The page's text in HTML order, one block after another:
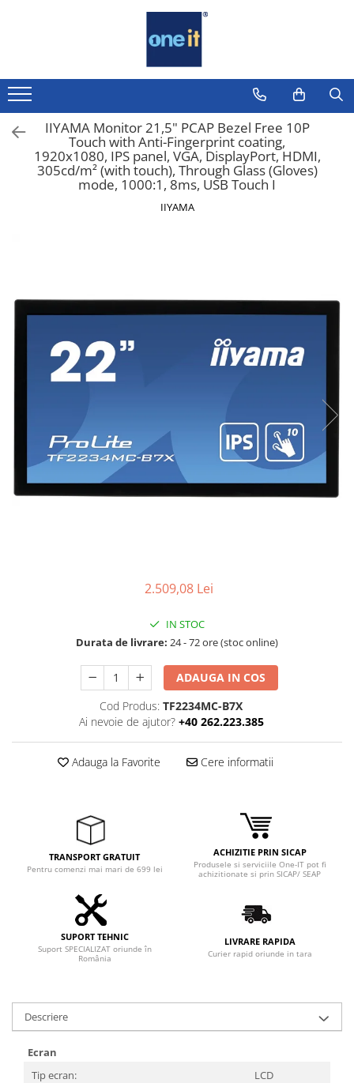
Laptop, Tablete & Telefoane
Laptop / Notebook
Notebook Consumer
Accesorii Laptop
Apple AirTag
Inele Smart
Ochelari Smart
Sisteme PC & Periferice
Sisteme Desktop & Monitoare
PC NUC
Card Reader
Periferice PC
Camere Web
Componente PC
Placi de Baza
IIYAMA Monitor 21,5" PCAP Bezel Free 10P
Touch with Anti-Fingerprint coating,
1920x1080, IPS panel, VGA, DisplayPort, HDMI,
305cd/m² (with touch), Through Glass (Gloves)
mode, 1000:1, 8ms, USB Touch I
IIYAMA
2.509,08 Lei
IN STOC
Durata de livrare: 24 - 72 ore (stoc online)
ADAUGA IN COS
Cod Produs: TF2234MC-B7X
Ai nevoie de ajutor? +40 262.223.385
Adauga la Favorite Cere informatii
TRANSPORT GRATUIT
Pentru comenzi mai mari de 699 lei
ACHIZITIE PRIN SICAP
Produsele si serviciile One-IT pot fi
achizitionate si prin SICAP/ SEAP
SUPORT TEHNIC
Suport SPECIALIZAT oriunde în
România
LIVRARE RAPIDA
Curier rapid oriunde in tara
Descriere
Ecran
Tip ecran:
LCD